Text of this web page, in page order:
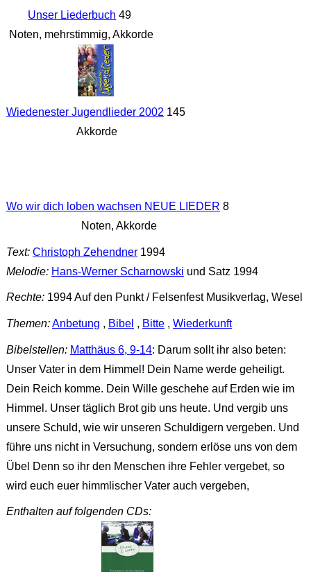
Unser Liederbuch 49
Noten, mehrstimmig, Akkorde
Wiedenester Jugendlieder 2002 145
Akkorde
Wo wir dich loben wachsen NEUE LIEDER 8
Noten, Akkorde
Text: Christoph Zehendner1994
Melodie: Hans-Werner Scharnowski und Satz 1994
Rechte:1994 Auf den Punkt / Felsenfest Musikverlag, Wesel
Themen:Anbetung , Bibel , Bitte, Wiederkunft
Bibelstellen: Matthäus 6, 9-14: Darum sollt ihr also beten:
Unser Vater in dem Himmel! Dein Name werde geheiligt.
Dein Reich komme. Dein Wille geschehe auf Erden wie im
Himmel. Unser täglich Brot gib uns heute. Und vergib uns
unsere Schuld, wie wir unseren Schuldigern vergeben. Und
führe uns nicht in Versuchung, sondern erlöse uns von dem
Übel Denn so ihr den Menschen ihre Fehler vergebet, so
wird euch euer himmlischer Vater auch vergeben,
Enthalten auf folgenden CDs: